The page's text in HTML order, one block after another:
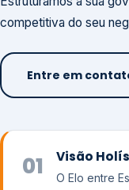
competitiva do seu
Entre em
01 Visão
O Elo entre